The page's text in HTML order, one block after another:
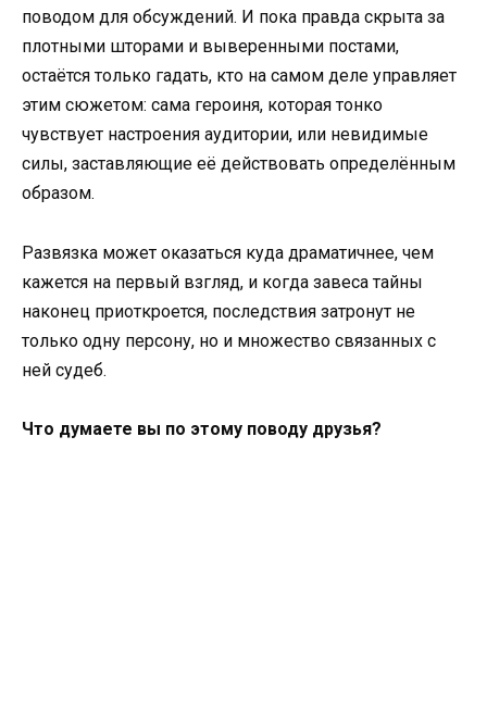
поводом для обсуждений. И пока правда скрыта за
плотными шторами и выверенными постами,
остаётся только гадать, кто на самом деле управляет
этим сюжетом: сама героиня, которая тонко
чувствует настроения аудитории, или невидимые
силы, заставляющие её действовать определённым
образом.
Развязка может оказаться куда драматичнее, чем
кажется на первый взгляд, и когда завеса тайны
наконец приоткроется, последствия затронут не
только одну персону, но и множество связанных с
ней судеб.
Что думаете вы по этому поводу друзья?